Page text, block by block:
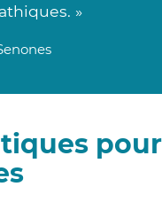
»
pour